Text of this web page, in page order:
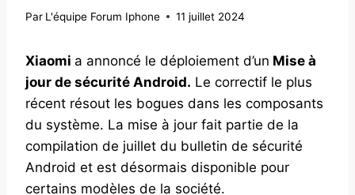
Par L'équipe Forum Iphone 11 juillet 2024
Xiaomi a annoncé le déploiement d’un Mise à
jour de sécurité Android. Le correctif le plus
récent résout les bogues dans les composants
du système. La mise à jour fait partie de la
compilation de juillet du bulletin de sécurité
Android et est désormais disponible pour
certains modèles de la société.